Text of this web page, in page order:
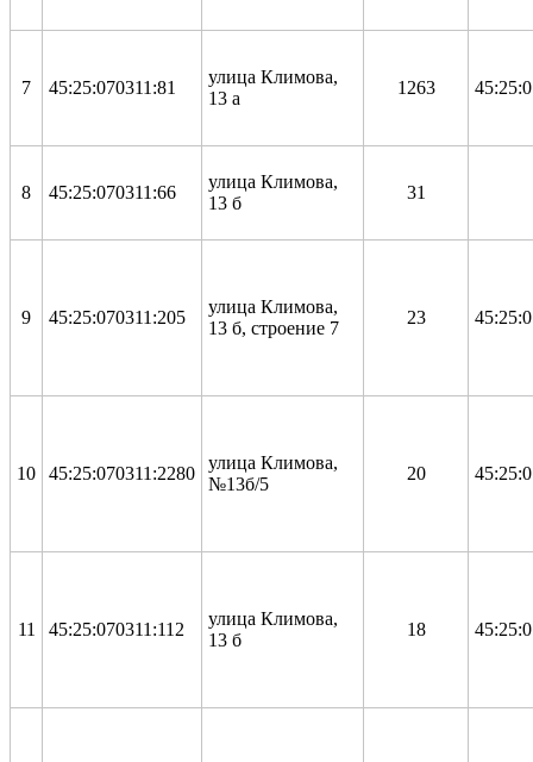
7 45:25:070311:81
улица Климова,
13 а
1263
8 45:25:070311:66
улица Климова,
13 б
31
9 45:25:070311:205
улица Климова,
13 б, строение 7
23
10 45:25:070311:2280
улица Климова,
№13б/5
20
11 45:25:070311:112
улица Климова,
13 б
18